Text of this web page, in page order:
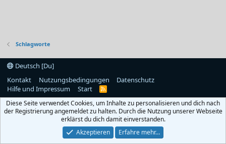
Schlagworte
Deutsch [Du]
Kontakt
Nutzungsbedingungen
Datenschutz
Hilfe und Impressum
Start
R
S
Diese Seite verwendet Cookies, um Inhalte zu personalisieren und dich nach
der Registrierung angemeldet zu halten. Durch die Nutzung unserer Webseite
erklärst du dich damit einverstanden.
Akzeptieren
Erfahre mehr…